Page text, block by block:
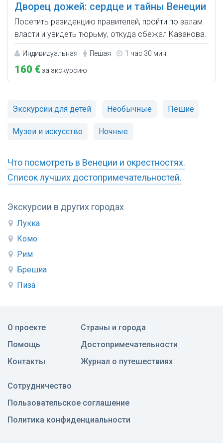
Экскурсии в других городах
Лукка
Комо
Рим
Брешиа
Пиза
Дворец дожей: сердце и тайны Венеции
Посетить резиденцию правителей, пройти по залам
власти и увидеть тюрьму, откуда сбежал Казанова.
Индивидуальная Пешая 1 час 30 мин.
160 €за экскурсию
Экскурсии для детей Необычные Пешие
Музеи и искусство Ночные
Что посмотреть в Венеции и окрестностях.
Список лучших достопримечательностей.
О проекте
Помощь
Контакты
Страны и города
Достопримечательности
Журнал о путешествиях
Сотрудничество
Пользовательское соглашение
Политика конфиденциальности